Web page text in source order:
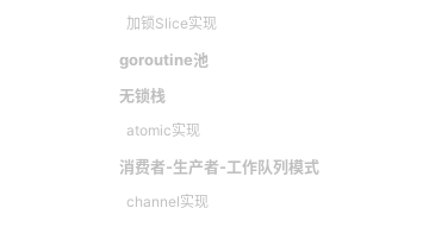
加锁Slice实现
goroutine池
无锁栈
atomic实现
消费者-生产者-工作队列模式
channel实现